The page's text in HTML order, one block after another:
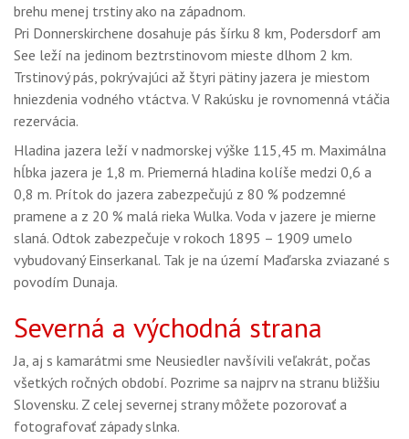
brehu menej trstiny ako na západnom.
Pri Donnerskirchene dosahuje pás šírku 8 km, Podersdorf am
See leží na jedinom beztrstinovom mieste dlhom 2 km.
Trstinový pás, pokrývajúci až štyri pätiny jazera je miestom
hniezdenia vodného vtáctva. V Rakúsku je rovnomenná vtáčia
rezervácia.
Hladina jazera leží v nadmorskej výške 115,45 m. Maximálna
hĺbka jazera je 1,8 m. Priemerná hladina kolíše medzi 0,6 a
0,8 m. Prítok do jazera zabezpečujú z 80 % podzemné
pramene a z 20 % malá rieka Wulka. Voda v jazere je mierne
slaná. Odtok zabezpečuje v rokoch 1895 – 1909 umelo
vybudovaný Einserkanal. Tak je na území Maďarska zviazané s
povodím Dunaja.
Severná a východná strana
Ja, aj s kamarátmi sme Neusiedler navšívili veľakrát, počas
všetkých ročných období. Pozrime sa najprv na stranu bližšiu
Slovensku. Z celej severnej strany môžete pozorovať a
fotografovať západy slnka.